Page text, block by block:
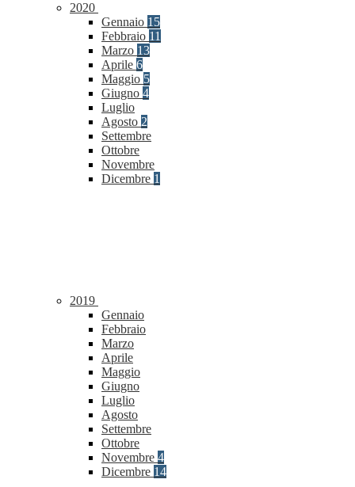
2020
Gennaio 15
Febbraio 11
Marzo 13
Aprile 6
Maggio 5
Giugno 4
Luglio
Agosto 2
Settembre
Ottobre
Novembre
Dicembre 1
2019
Gennaio
Febbraio
Marzo
Aprile
Maggio
Giugno
Luglio
Agosto
Settembre
Ottobre
Novembre 4
Dicembre 14